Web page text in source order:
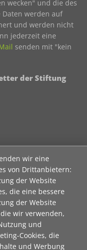
wir eine
von Drittanbietern:
der Website
die eine bessere
der Website
wir verwenden,
und
Cookies, die
und Werbung
wecken" und die des
Daten werden auf
und werden nicht
jederzeit eine
senden mit "kein
der Stiftung
Stiftung "Ecken